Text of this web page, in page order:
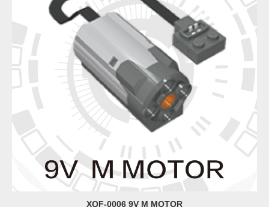
XQF-0006 9V M MOTOR